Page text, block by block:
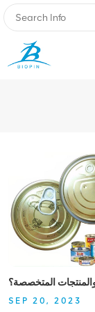
المتخصصة؟
SEP 20, 2023